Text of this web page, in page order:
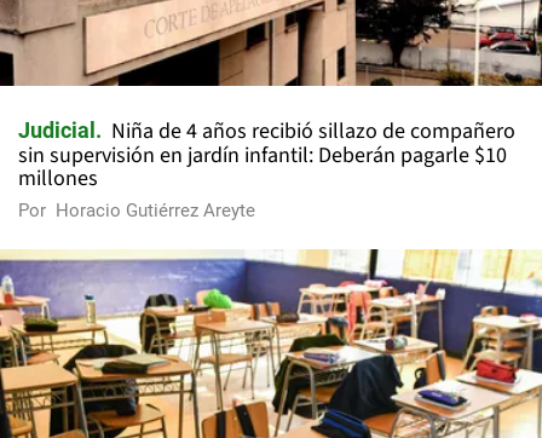
Judicial
Niña de 4 años recibió sillazo de compañero
sin supervisión en jardín infantil: Deberán pagarle $10
millones
Por Horacio Gutiérrez Areyte